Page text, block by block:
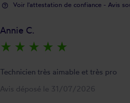
help_outline Voir l'attestation de confiance - Avis
Annie C.
star_rate star_rate star_rate star_rate star_rate
Technicien très aimable et très pro
Avis déposé le 31/07/2026